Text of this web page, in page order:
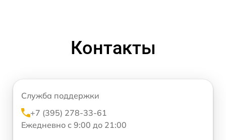
Контакты
Служба поддержки
+7 (395) 278-33-61
Ежедневно с 9:00 до 21:00